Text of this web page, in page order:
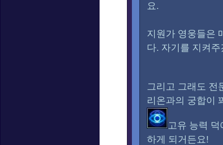
요.
지원가 영웅들은
다. 자기를 지켜
그리고 그래도
리온과의 궁합이
고유 능력
하게 되거든요!